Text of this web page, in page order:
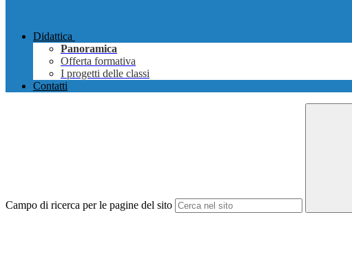
Didattica
Panoramica
Offerta formativa
I progetti delle classi
Contatti
Campo di ricerca per le pagine del sito